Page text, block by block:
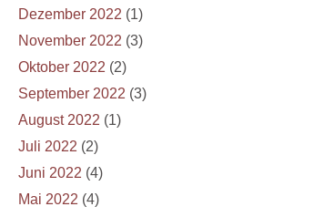
Dezember 2022 (1)
November 2022 (3)
Oktober 2022 (2)
September 2022 (3)
August 2022 (1)
Juli 2022 (2)
Juni 2022 (4)
Mai 2022 (4)